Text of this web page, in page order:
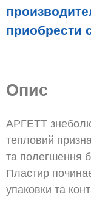
приобрести
Опис
АРГЕТТ
тепловий
та полегшення
Пластир
упаковки та